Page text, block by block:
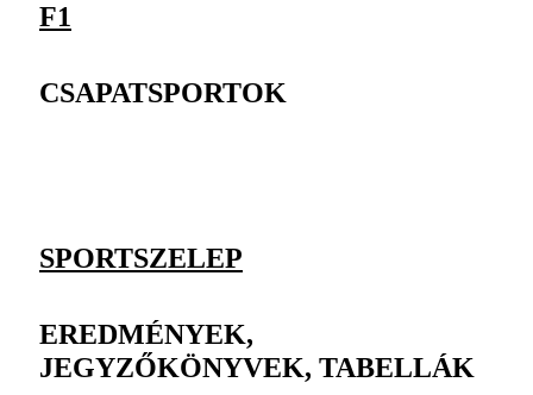
F1
CSAPATSPORTOK
SPORTSZELEP
EREDMÉNYEK,
JEGYZŐKÖNYVEK, TABELLÁK